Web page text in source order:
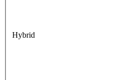
Hybrid